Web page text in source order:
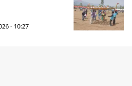
- 10:27